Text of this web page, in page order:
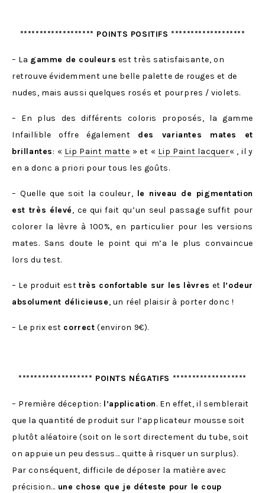
******************* POINTS POSITIFS *******************
– La gamme de couleurs est très satisfaisante, on
retrouve évidemment une belle palette de rouges et de
nudes, mais aussi quelques rosés et pourpres / violets.
– En plus des différents coloris proposés, la gamme
Infaillible offre également des variantes mates et
brillantes: « Lip Paint matte » et « Lip Paint lacquer« , il y
en a donc a priori pour tous les goûts.
– Quelle que soit la couleur, le niveau de pigmentation
est très élevé, ce qui fait qu’un seul passage suffit pour
colorer la lèvre à 100%, en particulier pour les versions
mates. Sans doute le point qui m’a le plus convaincue
lors du test.
– Le produit esttrès confortable sur les lèvres et l’odeur
absolument délicieuse, un réel plaisir à porter donc !
– Le prix est correct (environ 9€).
******************* POINTS NÉGATIFS *******************
– Première déception: l’application. En effet, il semblerait
que la quantité de produit sur l’applicateur mousse soit
plutôt aléatoire (soit on le sort directement du tube, soit
on appuie un peu dessus… quitte à risquer un surplus).
Par conséquent, difficile de déposer la matière avec
précision… une chose que je déteste pour le coup